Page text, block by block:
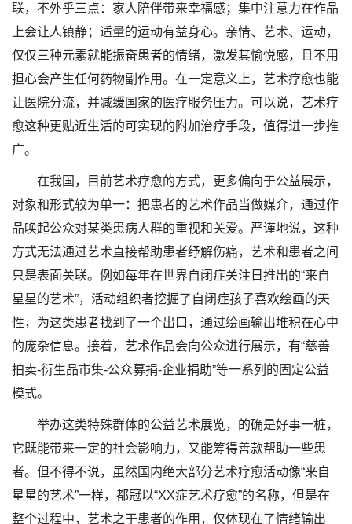
联，不外乎三点：家人陪伴带来幸福感；集中注意力在作品
上会让人镇静；适量的运动有益身心。亲情、艺术、运动，
仅仅三种元素就能振奋患者的情绪，激发其愉悦感，且不用
担心会产生任何药物副作用。在一定意义上，艺术疗愈也能
让医院分流，并减缓国家的医疗服务压力。可以说，艺术疗
愈这种更贴近生活的可实现的附加治疗手段，值得进一步推
广。
在我国，目前艺术疗愈的方式，更多偏向于公益展示，
对象和形式较为单一：把患者的艺术作品当做媒介，通过作
品唤起公众对某类患病人群的重视和关爱。严谨地说，这种
方式无法通过艺术直接帮助患者纾解伤痛，艺术和患者之间
只是表面关联。例如每年在世界自闭症关注日推出的“来自
星星的艺术”，活动组织者挖掘了自闭症孩子喜欢绘画的天
性，为这类患者找到了一个出口，通过绘画输出堆积在心中
的庞杂信息。接着，艺术作品会向公众进行展示，有“慈善
拍卖-衍生品市集-公众募捐-企业捐助”等一系列的固定公益
模式。
举办这类特殊群体的公益艺术展览，的确是好事一桩，
它既能带来一定的社会影响力，又能筹得善款帮助一些患
者。但不得不说，虽然国内绝大部分艺术疗愈活动像“来自
星星的艺术”一样，都冠以“XX症艺术疗愈”的名称，但是在
整个过程中，艺术之于患者的作用，仅体现在了情绪输出